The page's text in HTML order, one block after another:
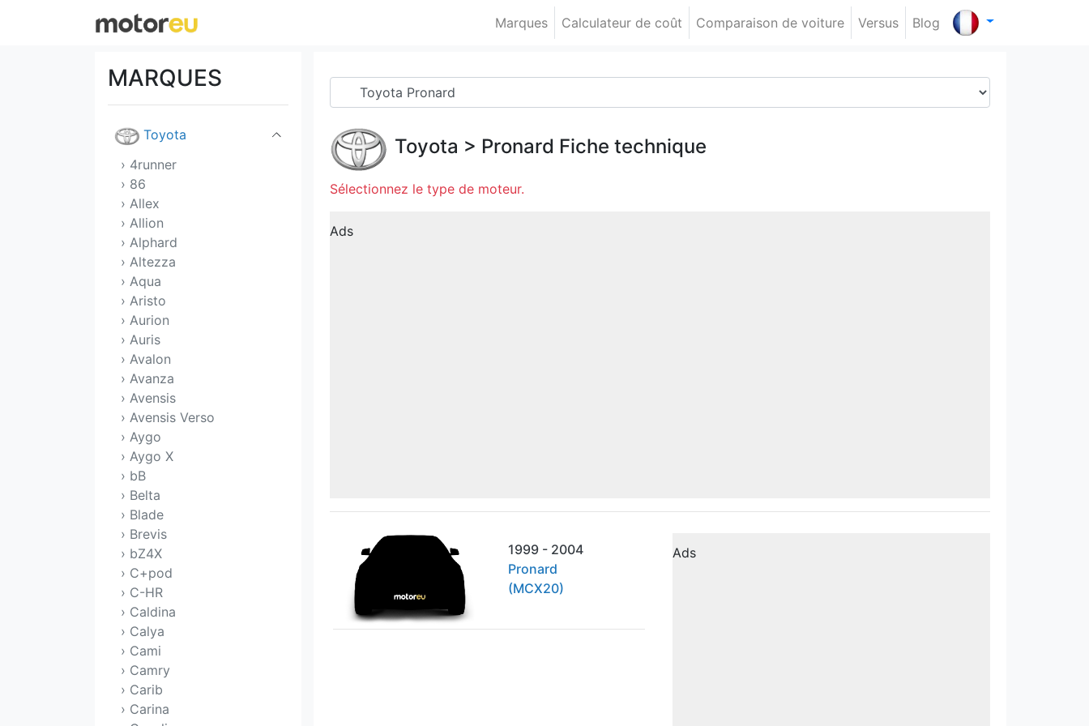
Marques Calculateur de coût Comparaison de voiture Versus Blog
MARQUES
Tata
Toyota
› 4runner
› 86
› Allex
› Allion
› Alphard
› Altezza
› Aqua
› Aristo
› Aurion
› Auris
› Avalon
› Avanza
› Avensis
› Avensis Verso
› Aygo
› Aygo X
› bB
› Belta
› Blade
› Brevis
› bZ4X
› C+pod
› C-HR
› Caldina
› Calya
› Cami
› Camry
› Carib
› Carina
Toyota > Pronard Fiche technique
Sélectionnez le type de moteur.
Ads
1999 - 2004
Pronard
(MCX20)
Ads